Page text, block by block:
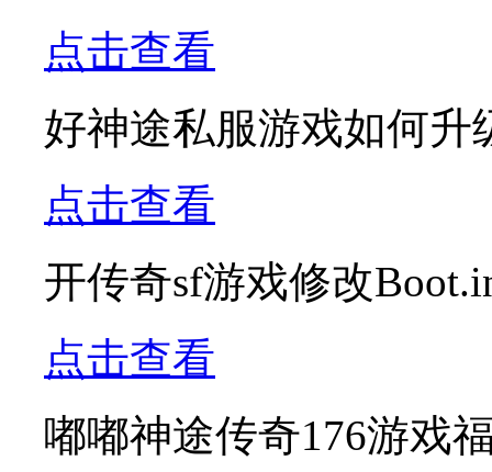
点击查看
好神途私服游戏如何升
点击查看
开传奇sf游戏修改
点击查看
嘟嘟神途传奇176游戏